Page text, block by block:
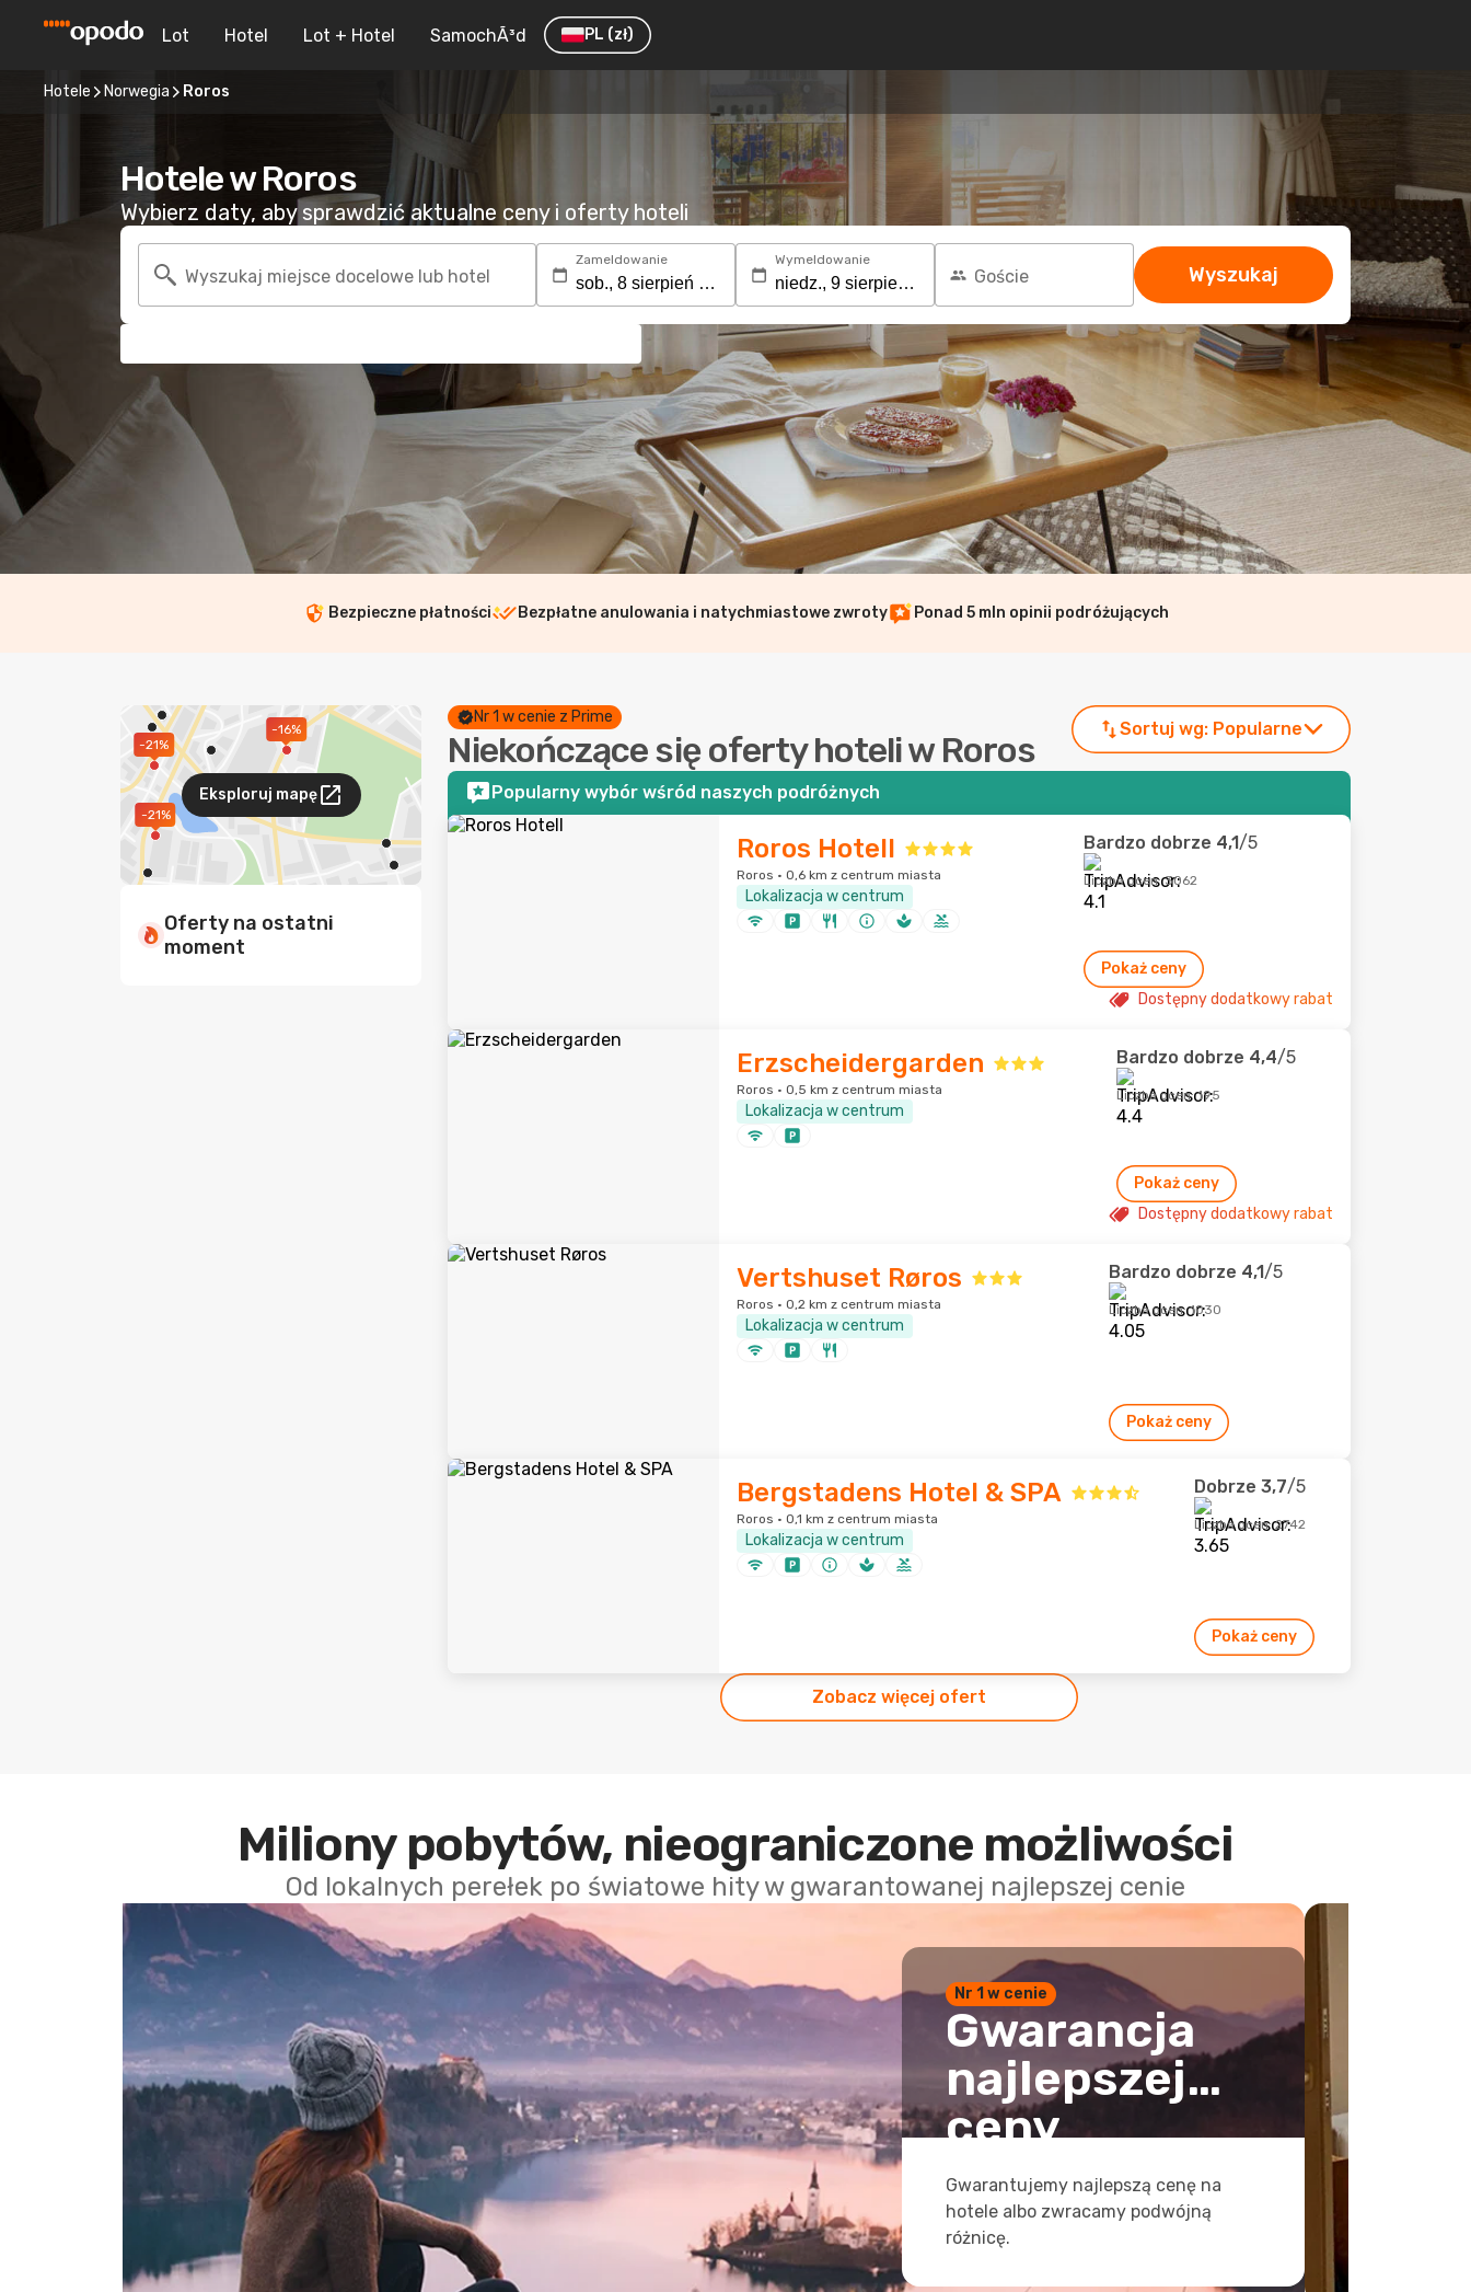
Lot Hotel Lot + Hotel SamochÃ³d PL (zł)
Hotele Norwegia Roros
Hotele w Roros
Wybierz daty, aby sprawdzić aktualne ceny i oferty hoteli
Wyszukaj miejsce docelowe lub hotel
Zameldowanie Wymeldowanie
Goście Wyszukaj
Bezpieczne płatności Bezpłatne anulowania i natychmiastowe zwroty Ponad 5 mln opinii podróżujących
-21%
-21%
-16%
Eksploruj mapę
Oferty na ostatni
moment
Nr 1 w cenie z Prime
Niekończące się oferty hoteli w Roros
Sortuj wg: Popularne
Popularny wybór wśród naszych podróżnych
Roros Hotell
Roros · 0,6 km z centrum miasta
Lokalizacja w centrum
Bardzo dobrze 4,1/5
Liczba ocen: 3062
Pokaż ceny
Dostępny dodatkowy rabat
Erzscheidergarden
Roros · 0,5 km z centrum miasta
Lokalizacja w centrum
Bardzo dobrze 4,4/5
Liczba ocen: 195
Pokaż ceny
Dostępny dodatkowy rabat
Vertshuset Røros
Roros · 0,2 km z centrum miasta
Lokalizacja w centrum
Bardzo dobrze 4,1/5
Liczba ocen: 1030
Pokaż ceny
Bergstadens Hotel & SPA
Roros · 0,1 km z centrum miasta
Lokalizacja w centrum
Dobrze 3,7/5
Liczba ocen: 2742
Pokaż ceny
Zobacz więcej ofert
Miliony pobytów, nieograniczone możliwości
Od lokalnych perełek po światowe hity w gwarantowanej najlepszej cenie
Nr 1 w cenie
Gwarancja
najlepszej
ceny
Gwarantujemy najlepszą cenę na
hotele albo zwracamy podwójną
różnicę.